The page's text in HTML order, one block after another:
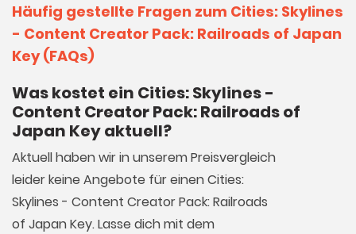
Häufig gestellte Fragen zum Cities: Skylines
- Content Creator Pack: Railroads of Japan
Key (FAQs)
Was kostet ein Cities: Skylines -
Content Creator Pack: Railroads of
Japan Key aktuell?
Aktuell haben wir in unserem Preisvergleich
leider keine Angebote für einen Cities:
Skylines - Content Creator Pack: Railroads
of Japan Key. Lasse dich mit dem